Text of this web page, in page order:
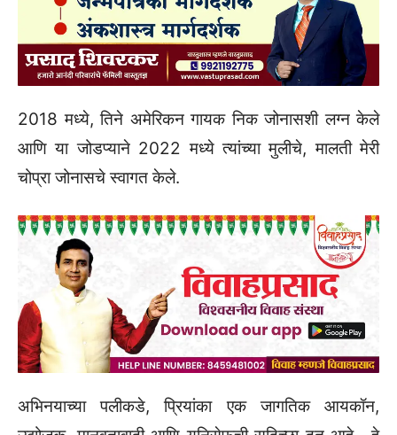
2018 मध्ये, तिने अमेरिकन गायक निक जोनासशी लग्न केले
आणि या जोडप्याने 2022 मध्ये त्यांच्या मुलीचे, मालती मेरी
चोप्रा जोनासचे स्वागत केले.
अभिनयाच्या पलीकडे, प्रियांका एक जागतिक आयकॉन,